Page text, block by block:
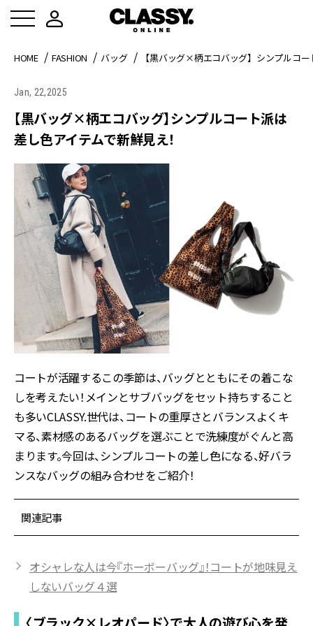
HOME FASHION バッグ 【黒バッグ×柄エコバッグ】シンプルコ
Jan, 22,2025
【黒バッグ×柄エコバッグ】シンプルコート派は
差し色アイテムで新鮮見え！
コートが活躍するこの季節は、バッグとともにその着こな
しを考えたい！メインとサブバッグをセット持ちすること
も多いCLASSY.世代は、コートの重厚さとバランスよくキ
マる、素材感のあるバッグを選ぶことで洗練度がぐんと高
まります。今回は、シンプルコートの差し色になる、好バラ
ンスなバッグの組み合わせをご紹介！
関連記事
オシャレな人は今『ホーボーバッグ』！コートが地味見え
しないバッグ４選
〈ブラック×レオパード〉で大人の遊び心を発